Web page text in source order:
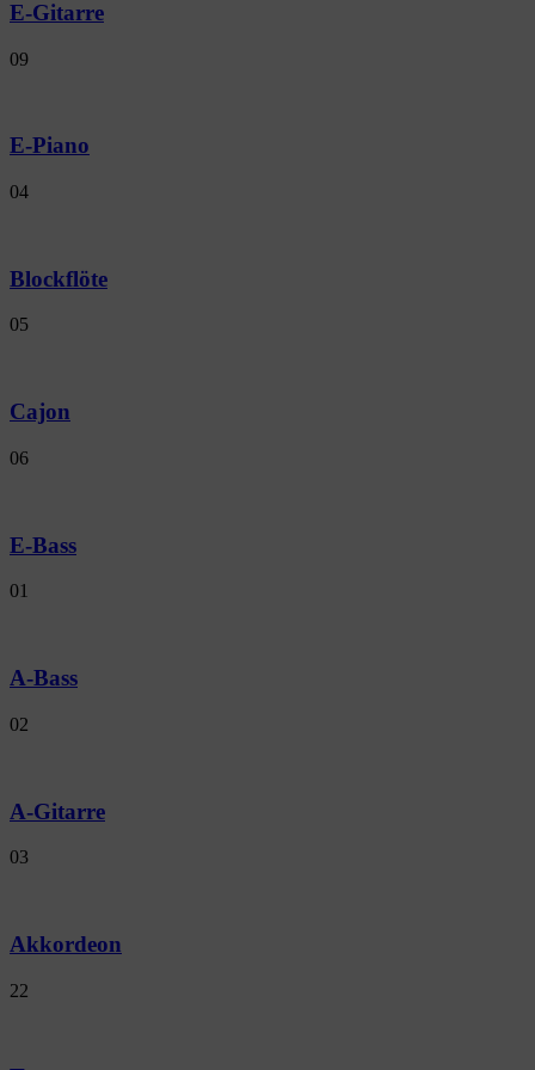
E-Gitarre
09
E-Piano
04
Blockflöte
05
Cajon
06
E-Bass
01
A-Bass
02
A-Gitarre
03
Akkordeon
22